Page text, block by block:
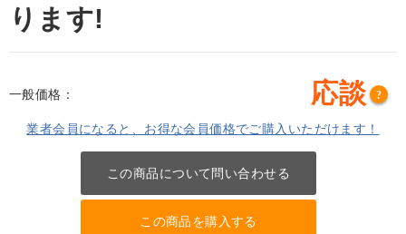
ります!
一般価格： 応談 ?
業者会員になると、お得な会員価格でご購入いただけます！
この商品について問い合わせる
この商品を購入する